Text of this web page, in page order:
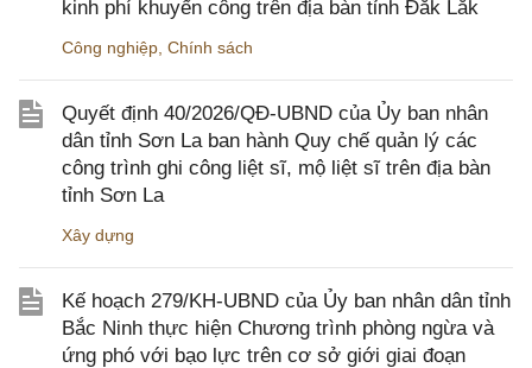
kinh phí khuyến công trên địa bàn tỉnh Đắk Lắk
Công nghiệp Chính sách
Quyết định 40/2026/QĐ-UBND của Ủy ban nhân
dân tỉnh Sơn La ban hành Quy chế quản lý các
công trình ghi công liệt sĩ, mộ liệt sĩ trên địa bàn
tỉnh Sơn La
Xây dựng
Kế hoạch 279/KH-UBND của Ủy ban nhân dân tỉnh
Bắc Ninh thực hiện Chương trình phòng ngừa và
ứng phó với bạo lực trên cơ sở giới giai đoạn